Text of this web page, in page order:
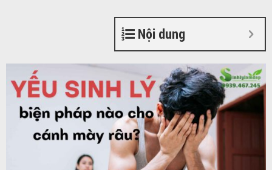
Nội dung